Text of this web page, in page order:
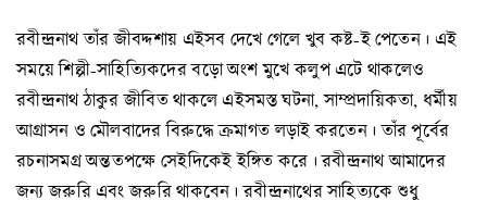
রবীন্দ্রনাথ তাঁর জীবদ্দশায় এইসব দেখে গেলে খুব কষ্ট-ই পেতেন। এই
সময়ে শিল্পী-সাহিত্যিকদের বড়ো অংশ মুখে কলুপ এটে থাকলেও
রবীন্দ্রনাথ ঠাকুর জীবিত থাকলে এইসমস্ত ঘটনা, সাম্প্রদায়িকতা, ধর্মীয়
আগ্রাসন ও মৌলবাদের বিরুদ্ধে ক্রমাগত লড়াই করতেন। তাঁর পূর্বের
রচনাসমগ্র অন্ততপক্ষে সেইদিকেই ইঙ্গিত করে। রবীন্দ্রনাথ আমাদের
জন্য জরুরি এবং জরুরি থাকবেন। রবীন্দ্রনাথের সাহিত্যকে শুধু